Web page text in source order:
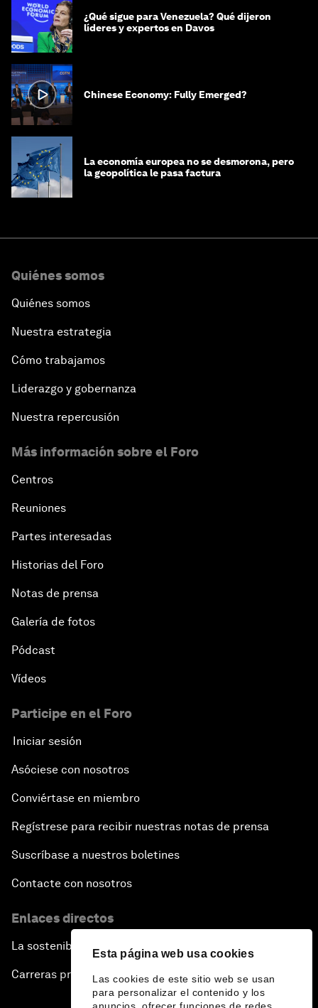
Esta página web usa cookies
Las cookies de este sitio web se usan
para personalizar el contenido y los
¿Qué sigue para Venezuela? Qué dijeron
líderes y expertos en Davos
Chinese Economy: Fully Emerged?
La economía europea no se desmorona, pero
la geopolítica le pasa factura
Quiénes somos
Quiénes somos
Nuestra estrategia
Cómo trabajamos
Liderazgo y gobernanza
Nuestra repercusión
Más información sobre el Foro
Centros
Reuniones
Partes interesadas
Historias del Foro
Notas de prensa
Galería de fotos
Pódcast
Vídeos
Participe en el Foro
Iniciar sesión
Asóciese con nosotros
Conviértase en miembro
Regístrese para recibir nuestras notas de prensa
Suscríbase a nuestros boletines
Contacte con nosotros
Enlaces directos
La sostenibilidad en el Foro
Carreras profesionales